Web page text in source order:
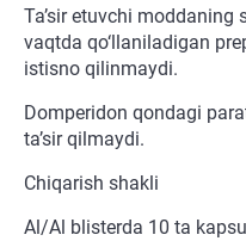
Ta’sir etuvchi
vaqtda qo‘llaniladigan
istisno qilinmaydi.
Domperidon qondagi
ta’sir qilmaydi.
Chiqarish shakli
Al/Al blisterda 10 ta